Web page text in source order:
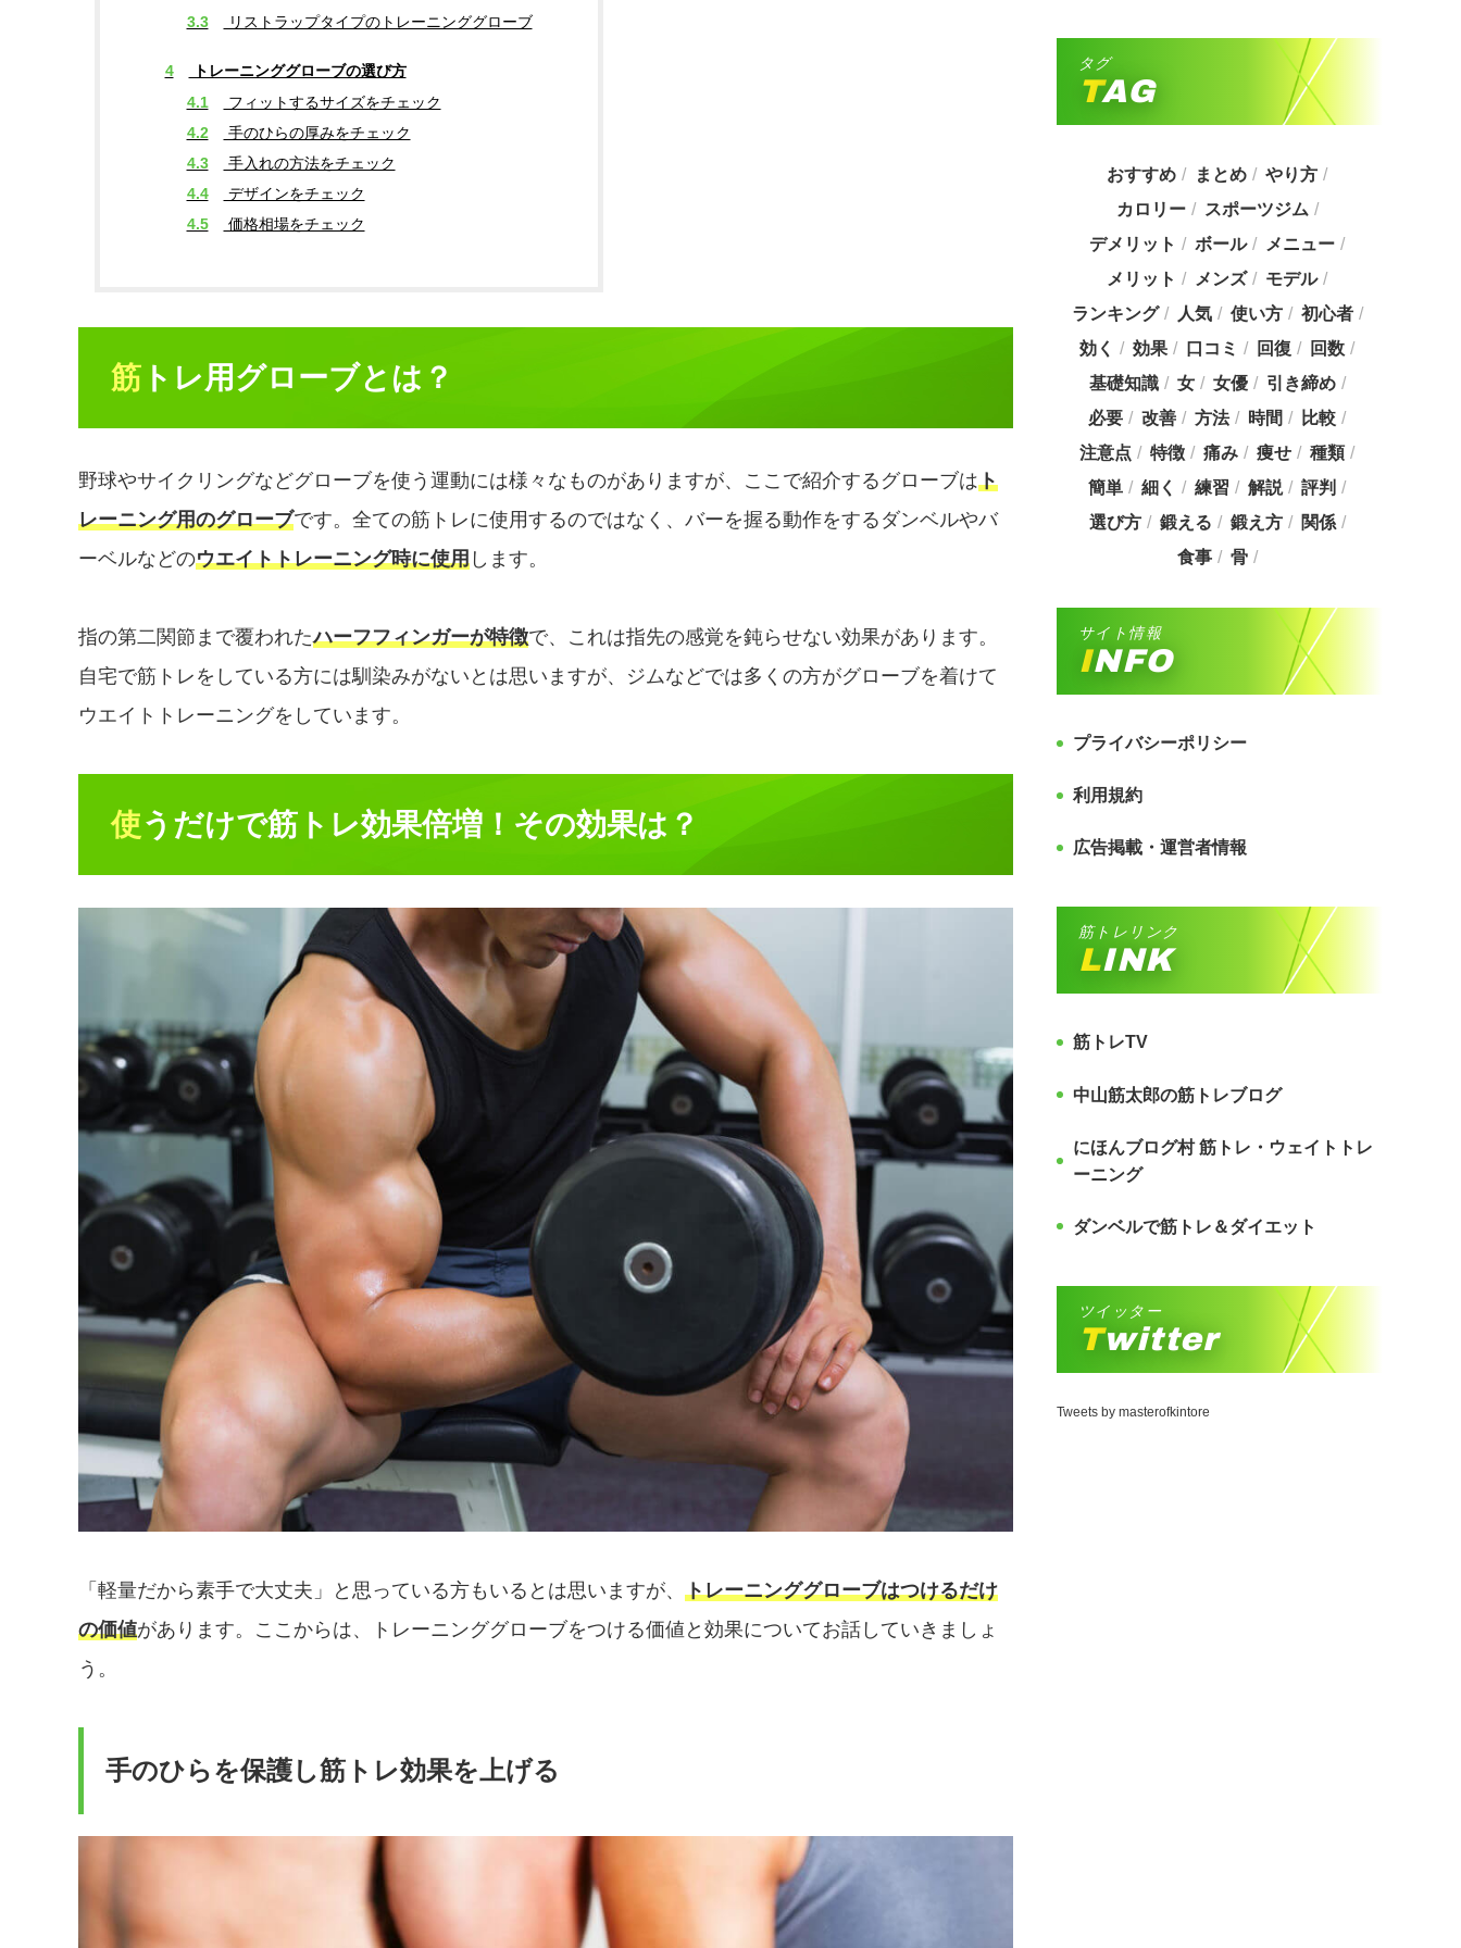
3.3
リストラップタイプのトレーニンググローブ
4
トレーニンググローブの選び方
4.1
フィットするサイズをチェック
4.2
手のひらの厚みをチェック
4.3
手入れの方法をチェック
4.4
デザインをチェック
4.5
価格相場をチェック
筋トレ用グローブとは？
野球やサイクリングなどグローブを使う運動には様々なものがありますが、ここで紹介するグローブはト
レーニング用のグローブです。全ての筋トレに使用するのではなく、バーを握る動作をするダンベルやバ
ーベルなどのウエイトトレーニング時に使用 します。
指の第二関節まで覆われたハーフフィンガーが特徴で、これは指先の感覚を鈍らせない効果があります。
自宅で筋トレをしている方には馴染みがないとは思いますが、ジムなどでは多くの方がグローブを着けて
ウエイトトレーニングをしています。
使うだけで筋トレ効果倍増！その効果は？
「軽量だから素手で大丈夫」と思っている方もいるとは思いますが、 トレーニンググローブはつけるだけ
の価値があります。ここからは、トレーニンググローブをつける価値と効果についてお話していきましょ
う。
手のひらを保護し筋トレ効果を上げる
タグ
TAG
おすすめ まとめ
やり方
カロリー
スポーツジム
デメリット
ボール
メニュー
メリット
メンズ
モデル
ランキング
人気 使い方
初心者
効く
効果 口コミ 回復
回数
基礎知識
女 女優
引き締め
必要
改善 方法 時間
比較
注意点
特徴 痛み 痩せ
種類
簡単
細く 練習 解説
評判
選び方
鍛える 鍛え方
関係
食事
骨
サイト情報
INFO
プライバシーポリシー
利用規約
広告掲載・運営者情報
筋トレリンク
LINK
筋トレTV
中山筋太郎の筋トレブログ
にほんブログ村 筋トレ・ウェイトトレ
ーニング
ダンベルで筋トレ＆ダイエット
ツイッター
Twitter
Tweets by masterofkintore